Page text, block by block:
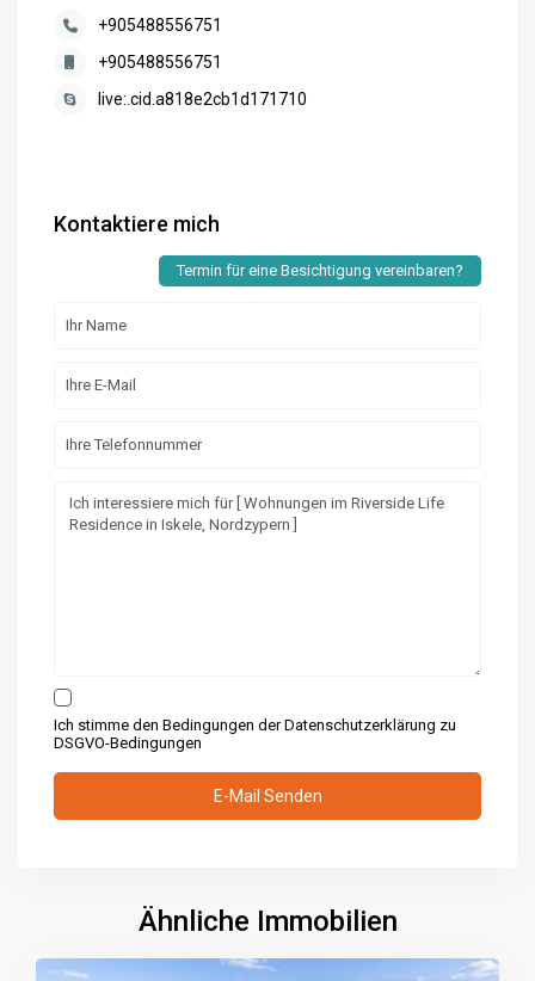
+905488556751
+905488556751
live:.cid.a818e2cb1d171710
Kontaktiere mich
Termin für eine Besichtigung vereinbaren?
Ich stimme den Bedingungen der Datenschutzerklärung zu
DSGVO-Bedingungen
Ähnliche Immobilien